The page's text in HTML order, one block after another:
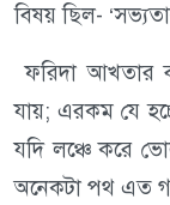
বিষয় ছিল-
ফরিদা আখতার
যায়; এরকম যে
যদি লঞ্চে করে
অনেকটা পথ এত